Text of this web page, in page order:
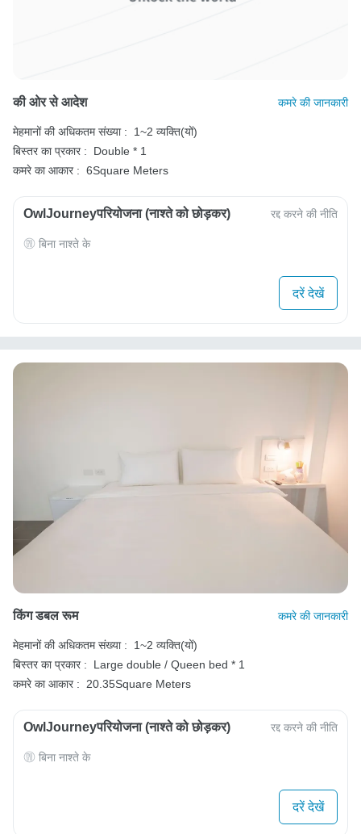
की ओर से आदेश कमरे की जानकारी
मेहमानों की अधिकतम संख्या :
1~2 व्यक्ति(यों)
बिस्तर का प्रकार :
Double * 1
कमरे का आकार : 6Square Meters
OwlJourneyपरियोजना (नाश्ते को छोड़कर) रद्द करने की नीति
बिना नाश्ते के
दरें देखें
किंग डबल रूम कमरे की जानकारी
मेहमानों की अधिकतम संख्या :
1~2 व्यक्ति(यों)
बिस्तर का प्रकार :
Large double / Queen bed * 1
कमरे का आकार :
20.35Square Meters
OwlJourneyपरियोजना (नाश्ते को छोड़कर) रद्द करने की नीति
बिना नाश्ते के
दरें देखें